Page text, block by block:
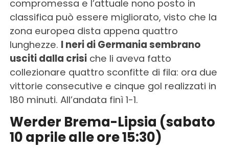
compromessa e l’attuale nono posto in
classifica può essere migliorato, visto che la
zona europea dista appena quattro
lunghezze. I neri di Germania sembrano
usciti dalla crisiche li aveva fatto
collezionare quattro sconfitte di fila: ora due
vittorie consecutive e cinque gol realizzati in
180 minuti. All’andata finì 1-1.
Werder Brema-Lipsia (sabato
10 aprile alle ore 15:30)